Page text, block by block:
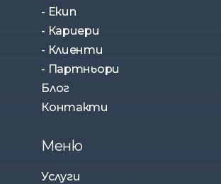
- Екип
- Кариери
- Клиенти
- Партньори
Блог
Контакти
Меню
Услуги